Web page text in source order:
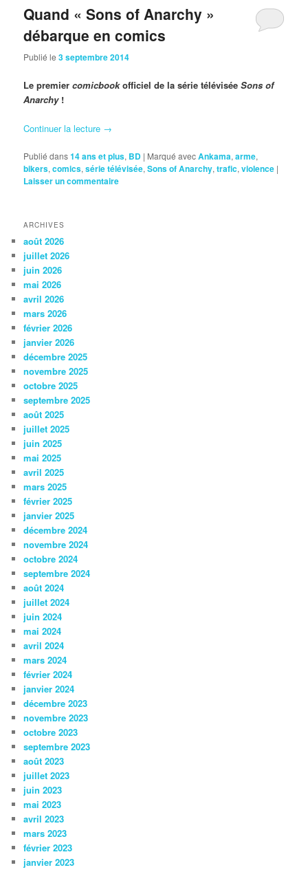
Quand « Sons of Anarchy »
débarque en comics
Publié le3 septembre 2014
Le premiercomicbookofficiel de la série téléviséeSons of
Anarchy!
Continuer la lecture →
Publié dans14 ans et plus, BD | Marqué avecAnkama,arme,
bikers,comics,série télévisée,Sons of Anarchy,trafic,violence |
Laisser un commentaire
ARCHIVES
août 2026
juillet 2026
juin 2026
mai 2026
avril 2026
mars 2026
février 2026
janvier 2026
décembre 2025
novembre 2025
octobre 2025
septembre 2025
août 2025
juillet 2025
juin 2025
mai 2025
avril 2025
mars 2025
février 2025
janvier 2025
décembre 2024
novembre 2024
octobre 2024
septembre 2024
août 2024
juillet 2024
juin 2024
mai 2024
avril 2024
mars 2024
février 2024
janvier 2024
décembre 2023
novembre 2023
octobre 2023
septembre 2023
août 2023
juillet 2023
juin 2023
mai 2023
avril 2023
mars 2023
février 2023
janvier 2023